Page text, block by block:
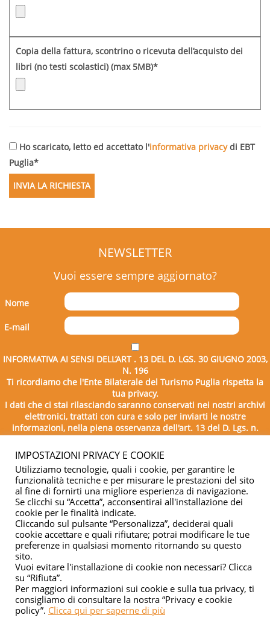
Copia della fattura, scontrino o ricevuta dell’acquisto dei
libri (no testi scolastici) (max 5MB)*
Ho scaricato, letto ed accettato l'informativa privacydi EBT
Puglia*
NEWSLETTER
Vuoi essere sempre aggiornato?
Nome
E-mail
INFORMATIVA AI SENSI DELL’ART . 13 DEL D. LGS. 30 GIUGNO 2003,
N. 196
Ti ricordiamo che l'Ente Bilaterale del Turismo Puglia rispetta la
tua privacy.
I dati che ci stai rilasciando saranno conservati nei nostri archivi
elettronici, trattati con cura e solo per inviarti le nostre
informazioni, nella piena osservanza dell'art. 13 del D. Lgs. n.
196/2003.
Copyright © 2026 - Ente Bilaterale del Turismo Puglia - C.F.
IMPOSTAZIONI PRIVACY E COOKIE
Utilizziamo tecnologie, quali i cookie, per garantire le
funzionalità tecniche e per misurare le prestazioni del sito
al fine di fornirti una migliore esperienza di navigazione.
Se clicchi su “Accetta”, acconsentirai all'installazione dei
cookie per le finalità indicate.
Cliccando sul pulsante “Personalizza”, deciderai quali
cookie accettare e quali rifiutare; potrai modificare le tue
preferenze in qualsiasi momento ritornando su questo
sito.
Vuoi evitare l'installazione di cookie non necessari? Clicca
su “Rifiuta”.
Per maggiori informazioni sui cookie e sulla tua privacy, ti
consigliamo di consultare la nostra “Privacy e cookie
policy”. Clicca qui per saperne di più